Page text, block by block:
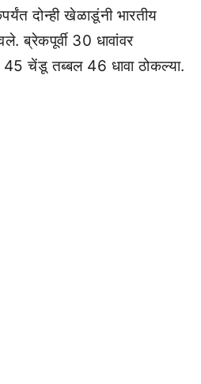
दोन्ही खेळाडूंनी भारतीय
ब्रेकपूर्वी 30 धावांवर
चेंडू तब्बल 46 धावा ठोकल्या.